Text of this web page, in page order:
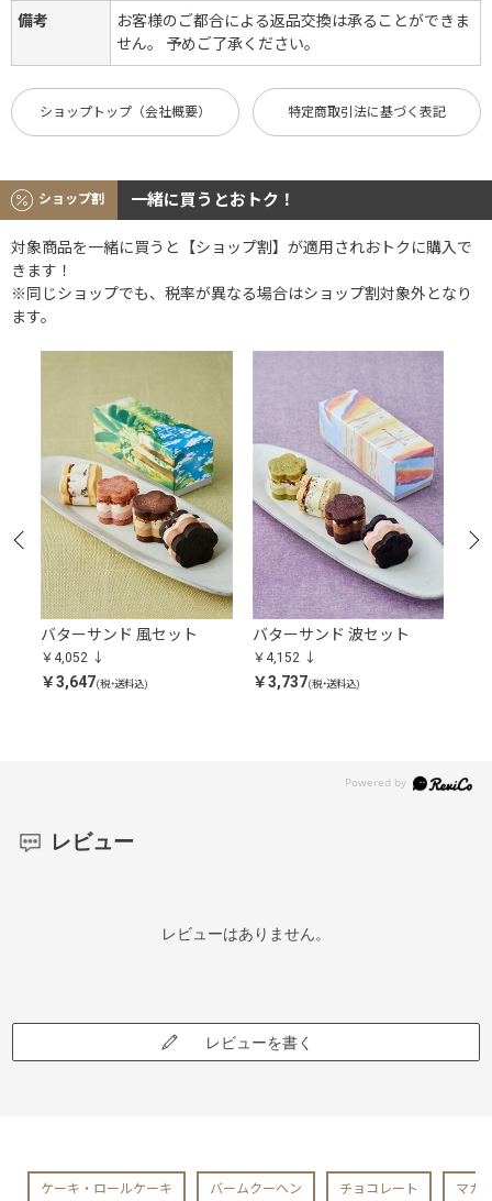
備考
お客様のご都合による返品交換は承ることができま
せん。 予めご了承ください。
ショップトップ（会社概要） 特定商取引法に基づく表記
ショップ割 一緒に買うとおトク！
対象商品を一緒に買うと【ショップ割】が適用されおトクに購入で
きます！
※同じショップでも、税率が異なる場合はショップ割対象外となり
ます。
バターサンド 風セット
￥4,052
￥3,647(税・送料込)
バターサンド 波セット
￥4,152
￥3,737(税・送料込)
レビュー
レビューはありません。
レビューを書く
ケーキ・ロールケーキ バームクーヘン チョコレート マカ